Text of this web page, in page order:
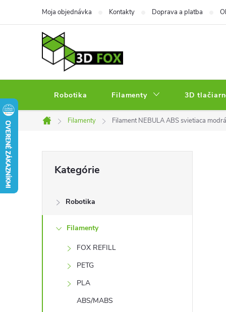
Moja objednávka Kontakty Doprava a platba
Robotika Filamenty 3D
Domov
Filamenty Filament NEBULA ABS svietiaca
č
kategórie
Kategórie
Robotika
Filamenty
FOX REFILL
PETG
PLA
ABS/MABS